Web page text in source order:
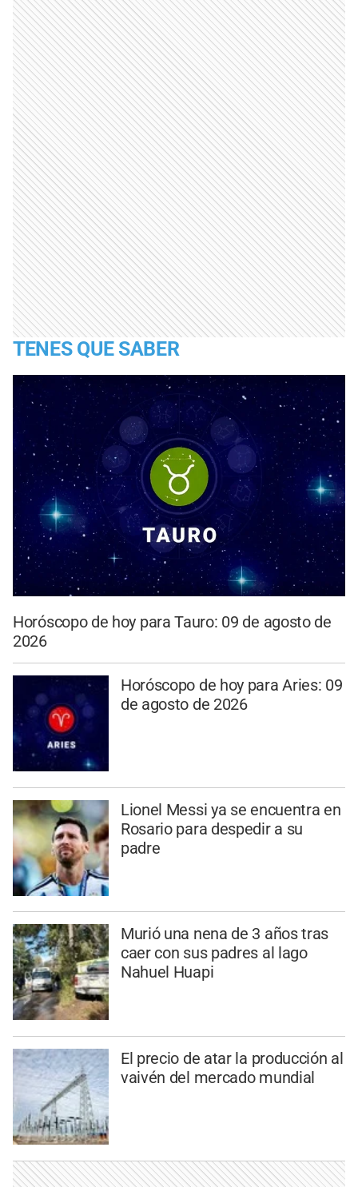
TENES QUE SABER
Horóscopo de hoy para Tauro: 09 de agosto de
2026
Horóscopo de hoy para Aries: 09
de agosto de 2026
Lionel Messi ya se encuentra en
Rosario para despedir a su
padre
Murió una nena de 3 años tras
caer con sus padres al lago
Nahuel Huapi
El precio de atar la producción al
vaivén del mercado mundial